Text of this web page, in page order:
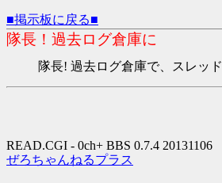
■掲示板に戻る■
隊長！過去ログ倉庫に
隊長! 過去ログ倉庫で、スレッド
READ.CGI - 0ch+ BBS 0.7.4 20131106
ぜろちゃんねるプラス